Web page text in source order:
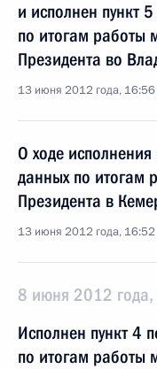
и исполнен пункт
по итогам работы
Президента во
13 июня 2012 года, 16:56
О ходе исполнения
данных по итогам
Президента в
13 июня 2012 года, 16:52
8 июня 2012 года,
Исполнен пункт 4
по итогам работы